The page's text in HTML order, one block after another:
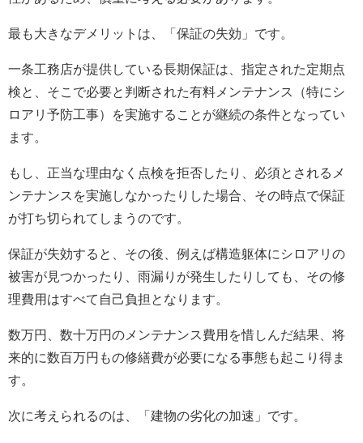
最も大きなデメリットは、「保証の失効」です。
一条工務店が提供している長期保証は、指定された定期点
検と、そこで必要と判断された有料メンテナンス（特にシ
ロアリ予防工事）を実施することが継続の条件となってい
ます。
もし、正当な理由なく点検を拒否したり、必須とされるメ
ンテナンスを実施しなかったりした場合、その時点で保証
が打ち切られてしまうのです。
保証が失効すると、その後、例えば構造躯体にシロアリの
被害が見つかったり、雨漏りが発生したりしても、その修
理費用はすべて自己負担となります。
数万円、数十万円のメンテナンス費用を惜しんだ結果、将
来的に数百万円もの修繕費が必要になる事態も起こり得ま
す。
次に考えられるのは、「建物の劣化の加速」です。